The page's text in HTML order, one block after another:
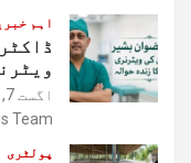
اہم
اگست 7, 2026
Team
پولٹری